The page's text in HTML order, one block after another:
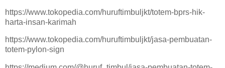
https://www.tokopedia.com/huruftimbuljkt/totem-bprs-hik-
harta-insan-karimah
https://www.tokopedia.com/huruftimbuljkt/jasa-pembuatan-
totem-pylon-sign